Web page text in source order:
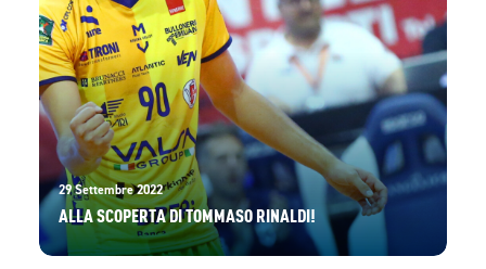
29 Settembre 2022
ALLA SCOPERTA DI TOMMASO RINALDI!